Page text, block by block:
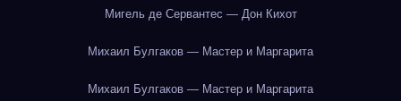
Мигель де Сервантес — Дон Кихот
Михаил Булгаков — Мастер и Маргарита
Михаил Булгаков — Мастер и Маргарита